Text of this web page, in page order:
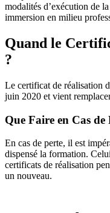
modalités d’exécution de
immersion en milieu
Quand le
?
Le certificat de réalisation
juin 2020 et vient
Que Faire en Cas
En cas de perte, il est
dispensé la formation.
certificats de réalisation
un nouveau.